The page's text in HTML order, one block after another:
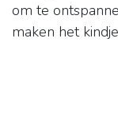
om te
maken het